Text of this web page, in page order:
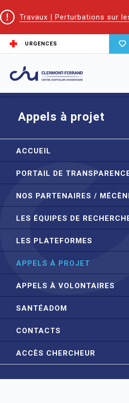
Travaux | Perturbations sur
URGENCES
Accueil
Direction de la recherche clinique et
Appels à projet
ACCUEIL
PORTAIL DE
NOS PARTENAIRES /
LES ÉQUIPES DE
LES PLATEFORMES
APPELS À PROJET
APPELS À VOLONTAIRES
SANTÉADOM
CONTACTS
ACCÈS CHERCHEUR